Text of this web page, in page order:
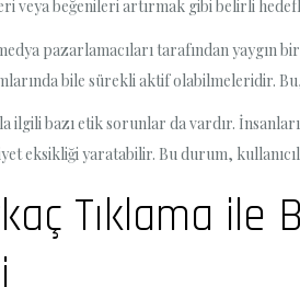
beğenileri artırmak gibi belirli
pazarlamacıları tarafından yaygın
bile sürekli aktif olabilmeleridir.
ilgili bazı etik sorunlar da vardır.
eksikliği yaratabilir. Bu durum,
Tıklama